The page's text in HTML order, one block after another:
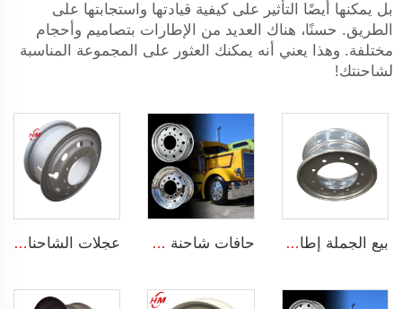
بل يمكنها أيضًا التأثير على كيفية قيادتها واستجابتها على
الطريق. حسنًا، هناك العديد من الإطارات بتصاميم وأحجام
مختلفة. وهذا يعني أنه يمكنك العثور على المجموعة المناسبة
لشاحنتك!
بيع الجملة إطارات شاحنات فولاذية بقياس 7.5x19.5 إنش إطارات شاحنات 19.5 إطارات شاحنات 245/70R19.5 حافات شاحنة شيفر 11r22.5 17.5 20 بوصة 24 22.5 4x4 أسود و كروم لشاحنات عجلات الشاحنات الثقيلة 8.5-24 أطراف عجلات فولاذية 8.50-24 بوصة لعجلات الإطارات 1200-24